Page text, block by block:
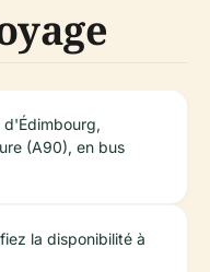
d'Édimbourg,
(A90), en bus
la disponibilité à